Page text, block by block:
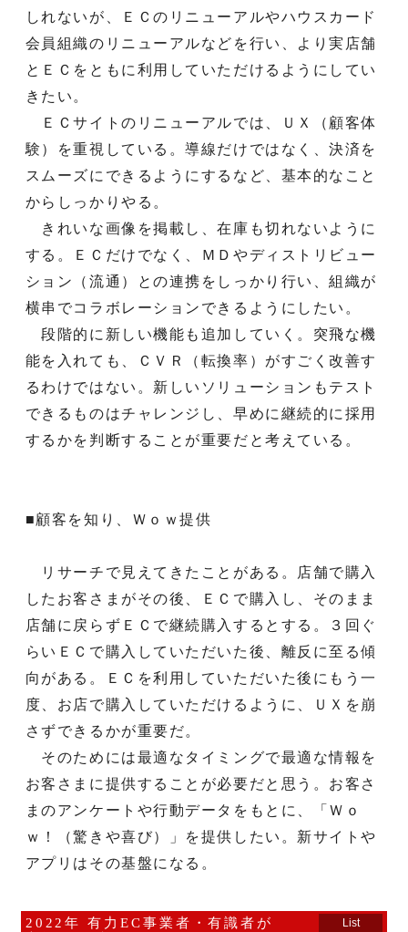
しれないが、ＥＣのリニューアルやハウスカード
会員組織のリニューアルなどを行い、より実店舗
とＥＣをともに利用していただけるようにしてい
きたい。
ＥＣサイトのリニューアルでは、ＵＸ（顧客体
験）を重視している。導線だけではなく、決済を
スムーズにできるようにするなど、基本的なこと
からしっかりやる。
きれいな画像を掲載し、在庫も切れないように
する。ＥＣだけでなく、ＭＤやディストリビュー
ション（流通）との連携をしっかり行い、組織が
横串でコラボレーションできるようにしたい。
段階的に新しい機能も追加していく。突飛な機
能を入れても、ＣＶＲ（転換率）がすごく改善す
るわけではない。新しいソリューションもテスト
できるものはチャレンジし、早めに継続的に採用
するかを判断することが重要だと考えている。
■顧客を知り、Ｗｏｗ提供
リサーチで見えてきたことがある。店舗で購入
したお客さまがその後、ＥＣで購入し、そのまま
店舗に戻らずＥＣで継続購入するとする。３回ぐ
らいＥＣで購入していただいた後、離反に至る傾
向がある。ＥＣを利用していただいた後にもう一
度、お店で購入していただけるように、ＵＸを崩
さずできるかが重要だ。
そのためには最適なタイミングで最適な情報を
お客さまに提供することが必要だと思う。お客さ
まのアンケートや行動データをもとに、「Ｗｏ
ｗ！（驚きや喜び）」を提供したい。新サイトや
アプリはその基盤になる。
2022年 有力EC事業者・有識者が
List